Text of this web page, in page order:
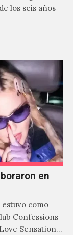
los seis años
en
como
Confessions
Sensation",